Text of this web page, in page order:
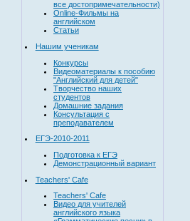
все достопримечательности)
Online-Фильмы на
английском
Статьи
Нашим ученикам
Конкурсы
Видеоматериалы к пособию
"Английский для детей"
Творчество наших
студентов
Домашние задания
Консультация с
преподавателем
ЕГЭ-2010-2011
Подготовка к ЕГЭ
Демонстрационный вариант
Teachers' Cafe
Teachers' Cafe
Видео для учителей
английского языка